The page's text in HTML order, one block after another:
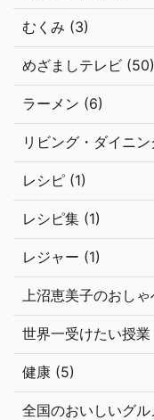
むくみ (3)
めざましテレビ (50)
ラーメン (6)
リビング・ダイニ
レシピ (1)
レシピ集 (1)
レジャー (1)
上沼恵美子のおし
世界一受けたい授
健康 (5)
全国のおいしいグ